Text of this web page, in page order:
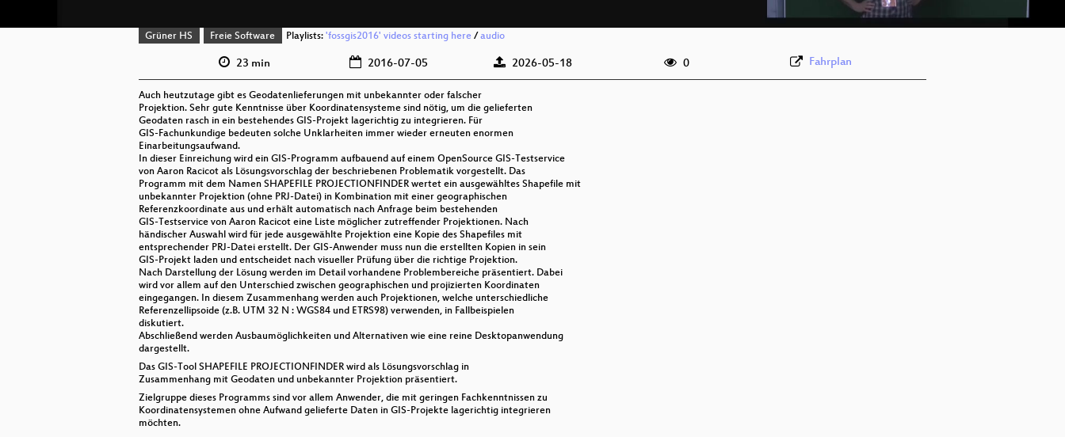
Grüner HS Freie Software Playlists: 'fossgis2016' videos starting here/ audio
23 min 2016-07-05 2026-05-18 0 Fahrplan
Auch heutzutage gibt es Geodatenlieferungen mit unbekannter oder falscher
Projektion. Sehr gute Kenntnisse über Koordinatensysteme sind nötig, um die gelieferten
Geodaten rasch in ein bestehendes GIS-Projekt lagerichtig zu integrieren. Für
GIS-Fachunkundige bedeuten solche Unklarheiten immer wieder erneuten enormen
Einarbeitungsaufwand.
In dieser Einreichung wird ein GIS-Programm aufbauend auf einem OpenSource GIS-Testservice
von Aaron Racicot als Lösungsvorschlag der beschriebenen Problematik vorgestellt. Das
Programm mit dem Namen SHAPEFILE PROJECTIONFINDER wertet ein ausgewähltes Shapefile mit
unbekannter Projektion (ohne PRJ-Datei) in Kombination mit einer geographischen
Referenzkoordinate aus und erhält automatisch nach Anfrage beim bestehenden
GIS-Testservice von Aaron Racicot eine Liste möglicher zutreffender Projektionen. Nach
händischer Auswahl wird für jede ausgewählte Projektion eine Kopie des Shapefiles mit
entsprechender PRJ-Datei erstellt. Der GIS-Anwender muss nun die erstellten Kopien in sein
GIS-Projekt laden und entscheidet nach visueller Prüfung über die richtige Projektion.
Nach Darstellung der Lösung werden im Detail vorhandene Problembereiche präsentiert. Dabei
wird vor allem auf den Unterschied zwischen geographischen und projizierten Koordinaten
eingegangen. In diesem Zusammenhang werden auch Projektionen, welche unterschiedliche
Referenzellipsoide (z.B. UTM 32 N : WGS84 und ETRS98) verwenden, in Fallbeispielen
diskutiert.
Abschließend werden Ausbaumöglichkeiten und Alternativen wie eine reine Desktopanwendung
dargestellt.
Das GIS-Tool SHAPEFILE PROJECTIONFINDER wird als Lösungsvorschlag in
Zusammenhang mit Geodaten und unbekannter Projektion präsentiert.
Zielgruppe dieses Programms sind vor allem Anwender, die mit geringen Fachkenntnissen zu
Koordinatensystemen ohne Aufwand gelieferte Daten in GIS-Projekte lagerichtig integrieren
möchten.